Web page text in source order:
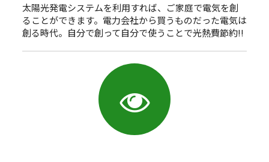
太陽光発電システムを利用すれば、ご家庭で電気を創
ることができます。電力会社から買うものだった電気は
創る時代。自分で創って自分で使うことで光熱費節約!!